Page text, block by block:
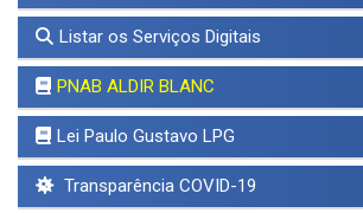
Listar os Serviços Digitais
PNAB ALDIR BLANC
Lei Paulo Gustavo LPG
Transparência COVID-19